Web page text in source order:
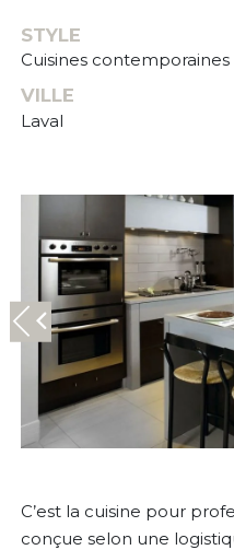
STYLE
Cuisines contemporaines
VILLE
Laval
C’est la cuisine pour
conçue selon une